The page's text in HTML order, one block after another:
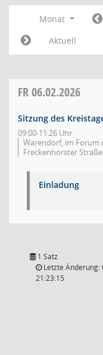
Monat
Aktuell
FR06.02.2026
Sitzung des
09:00-11:26 Uhr
Warendorf, im Forum
Freckenhorster
Einladung
1 Satz
Letzte Änderung:
21:23:15